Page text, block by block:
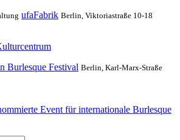
ufaFabrik Berlin, Viktoriastraße 10-18
Burlesque Festival Berlin, Karl-Marx-Straße
Event für internationale Burlesque